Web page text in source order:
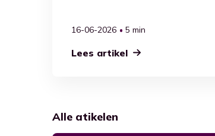
16-06-2026 5 min
Lees artikel
Alle atikelen